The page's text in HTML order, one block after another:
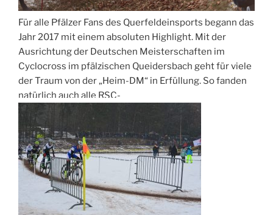
Für alle Pfälzer Fans des Querfeldeinsports begann das
Jahr 2017 mit einem absoluten Highlight. Mit der
Ausrichtung der Deutschen Meisterschaften im
Cyclocross im pfälzischen Queidersbach geht für viele
der Traum von der „Heim-DM“ in Erfüllung. So fanden
natürlich auch alle RSC-